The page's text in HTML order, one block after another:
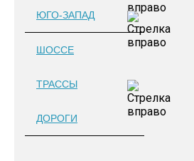
ЮГО-ЗАПАД
ШОССЕ
ТРАССЫ
ДОРОГИ